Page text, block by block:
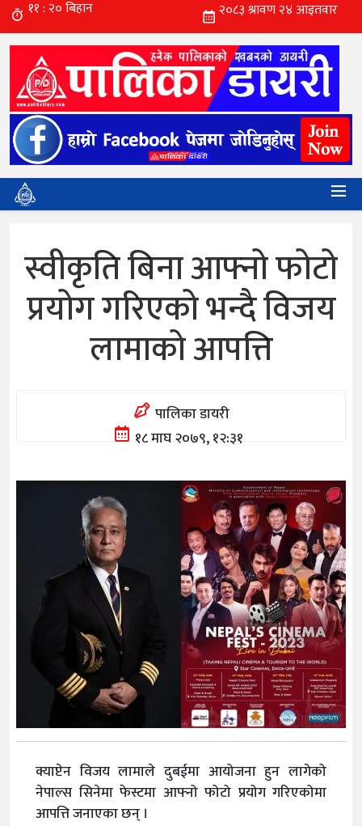
स्वीकृति बिना आफ्नो फोटो
प्रयोग गरिएको भन्दै विजय
लामाको आपत्ति
पालिका डायरी
१८ माघ २०७९, १२:३१
क्याप्टेन विजय लामाले दुबईमा आयोजना हुन लागेको
नेपाल्स सिनेमा फेस्टमा आफ्नो फोटो प्रयोग गरिएकोमा
आपत्ति जनाएका छन् ।